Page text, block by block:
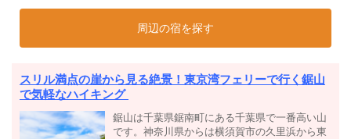
周辺の宿を探す
スリル満点の崖から見る絶景！東京湾フェリーで行く鋸山
で気軽なハイキング
鋸山は千葉県鋸南町にある千葉県で一番高い山
です。神奈川県からは横須賀市の久里浜から東